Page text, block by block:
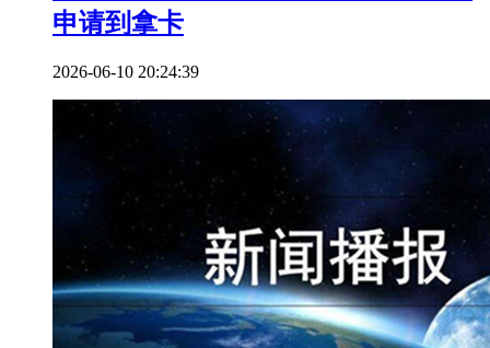
申请到拿卡
2026-06-10 20:24:39